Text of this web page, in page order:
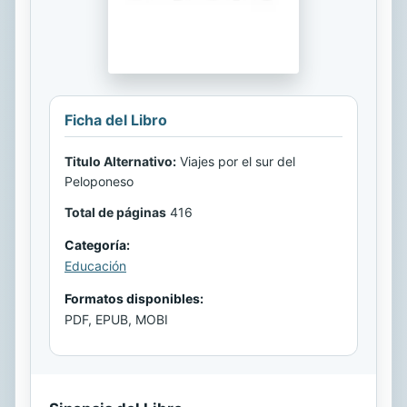
Ficha del Libro
Titulo Alternativo: Viajes por el sur del
Peloponeso
Total de páginas 416
Categoría:
Educación
Formatos disponibles:
PDF, EPUB, MOBI